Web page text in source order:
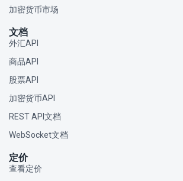
加密货币市场
文档
外汇API
商品API
股票API
加密货币API
REST API文档
WebSocket文档
定价
查看定价